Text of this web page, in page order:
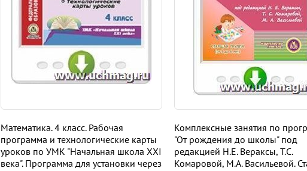
Математика. 4 класс. Рабочая
программа и технологические карты
уроков по УМК "Начальная школа XXI
века". Программа для установки через
Комплексные занятия по
"От рождения до школы" под
редакцией Н.Е. Вераксы, Т.С.
Комаровой, М.А. Васильевой.